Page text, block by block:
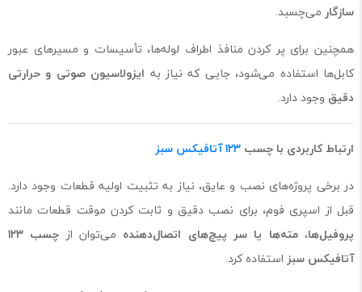
سازگار می‌چسبد.
همچنین برای پر کردن منافذ اطراف لوله‌ها، تأسیسات و مسیرهای عبور
کابل‌ها استفاده می‌شود، جایی که نیاز به ایزولاسیون صوتی و حرارتی
دقیق وجود دارد.
ارتباط کاربردی با چسب ۱۲۳ آتافیکس سبز
در برخی پروژه‌های نصب و عایق، نیاز به تثبیت اولیه قطعات وجود دارد.
قبل از اسپری فوم، برای نصب دقیق و ثابت کردن موقت قطعات مانند
پروفیل‌ها، مته‌ها یا سر پیچ‌های اتصال‌دهنده می‌توان از
چسب ۱۲۳
آتافیکس سبز استفاده کرد.